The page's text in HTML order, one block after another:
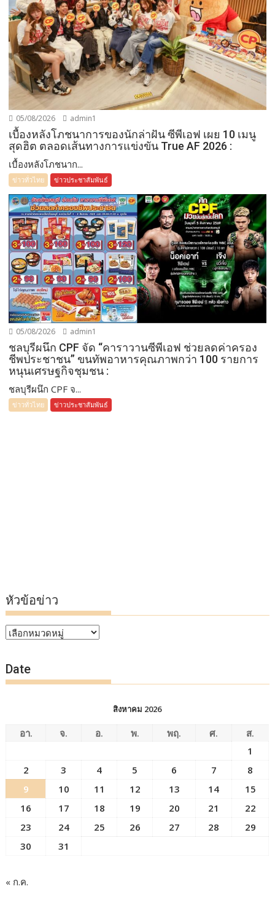
05/08/2026 admin1
เบื้องหลังโภชนาการของนักล่าฝัน ซีพีเอฟ เผย 10 เมนู
สุดฮิต ตลอดเส้นทางการแข่งขัน True AF 2026 :
เบื้องหลังโภชนาก...
ข่าวทั่วไทย ข่าวประชาสัมพันธ์
05/08/2026 admin1
ชลบุรีผนึก CPF จัด “คาราวานซีพีเอฟ ช่วยลดค่าครอง
ชีพประชาชน” ขนทัพอาหารคุณภาพกว่า 100 รายการ
หนุนเศรษฐกิจชุมชน :
ชลบุรีผนึก CPF จ...
ข่าวทั่วไทย ข่าวประชาสัมพันธ์
หัวข้อข่าว
หัวข้อ
Date
สิงหาคม 2026
อา. จ. อ. พ. พฤ. ศ.
ส.
1
2
3 4 5 6 7
8
9
10 11 12 13 14
15
16
17 18 19 20 21
22
23
24 25 26 27 28
29
30
31
« ก.ค.